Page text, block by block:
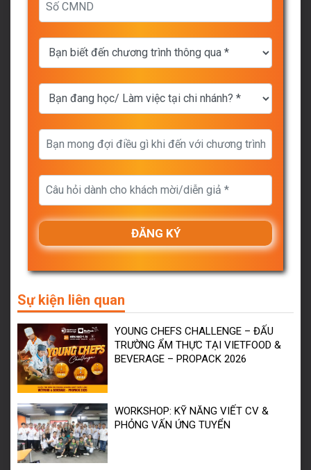
Sự kiện liên quan
YOUNG CHEFS CHALLENGE – ĐẤU
TRƯỜNG ẨM THỰC TẠI VIETFOOD &
BEVERAGE – PROPACK 2026
WORKSHOP: KỸ NĂNG VIẾT CV &
PHỎNG VẤN ỨNG TUYỂN